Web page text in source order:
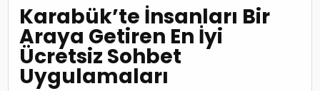
Karabük’te İnsanları Bir
Araya Getiren En İyi
Ücretsiz Sohbet
Uygulamaları